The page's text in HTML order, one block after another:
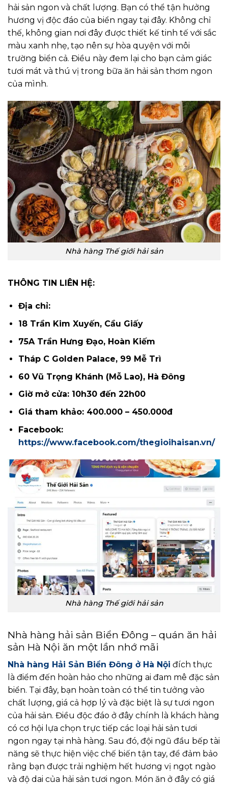
hải sản ngon và chất lượng. Bạn có thể tận hưởng
hương vị độc đáo của biển ngay tại đây. Không chỉ
thế, không gian nơi đây được thiết kế tinh tế với sắc
màu xanh nhẹ, tạo nên sự hòa quyện với môi
trường biển cả. Điều này đem lại cho bạn cảm giác
tươi mát và thú vị trong bữa ăn hải sản thơm ngon
của mình.
Nhà hàng Thế giới hải sản
THÔNG TIN LIÊN HỆ:
Địa chỉ:
18 Trần Kim Xuyến, Cầu Giấy
75A Trần Hưng Đạo, Hoàn Kiếm
Tháp C Golden Palace, 99 Mễ Trì
60 Vũ Trọng Khánh (Mỗ Lao), Hà Đông
Giờ mở cửa: 10h30 đến 22h00
Giá tham khảo: 400.000 – 450.000đ
Facebook:
https://www.facebook.com/thegioihaisan.vn/
Nhà hàng Thế giới hải sản
Nhà hàng hải sản Biển Đông – quán ăn hải
sản Hà Nội ăn một lần nhớ mãi
Nhà hàng Hải Sản Biển Đông ở Hà Nội đích thực
là điểm đến hoàn hảo cho những ai đam mê đặc sản
biển. Tại đây, bạn hoàn toàn có thể tin tưởng vào
chất lượng, giá cả hợp lý và đặc biệt là sự tươi ngon
của hải sản. Điều độc đáo ở đây chính là khách hàng
có cơ hội lựa chọn trực tiếp các loại hải sản tươi
ngon ngay tại nhà hàng. Sau đó, đội ngũ đầu bếp tài
năng sẽ thực hiện việc chế biến tận tay, để đảm bảo
rằng bạn được trải nghiệm hết hương vị ngọt ngào
và độ dai của hải sản tươi ngon. Món ăn ở đây có giá